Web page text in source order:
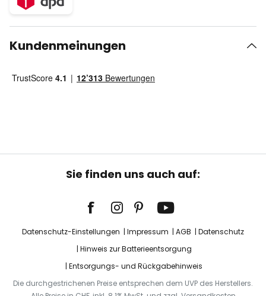
Kundenmeinungen
Sie finden uns auch auf:
Datenschutz-Einstellungen Impressum AGB
Datenschutz
Hinweis zur Batterieentsorgung
Entsorgungs- und Rückgabehinweis
Die durchgestrichenen Preise entsprechen dem UVP des Herstellers.